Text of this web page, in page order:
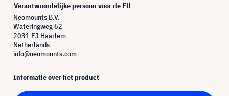
Verantwoordelijke persoon voor de EU
Neomounts B.V.
Wateringweg 62
2031 EJ Haarlem
Netherlands
info@neomounts.com
Informatie over het product